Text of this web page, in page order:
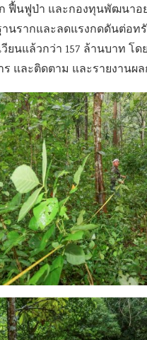
ฟื้นฟูป่า และกองทุนพัฒนาอย่
านรากและลดแรงกดดันต่อท
ยนแล้วกว่า 157 ล้านบาท โ
ร และติดตาม และรายงานผล